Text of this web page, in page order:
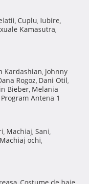
, Cuplu, Iubire,
Kamasutra,
Kardashian, Johnny
Rogoz, Dani Otil,
Bieber, Melania
Program Antena 1
, Machiaj, Sani,
Machiaj ochi,